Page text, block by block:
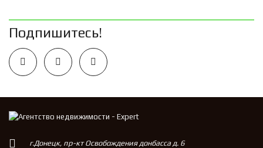
Подпишитесь!
г.Донецк, пр-кт Освобождения донбасса д. 6